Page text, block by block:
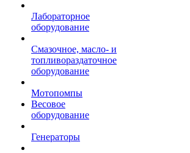
Лабораторное
оборудование
Смазочное, масло- и
топливораздаточное
оборудование
Мотопомпы
Весовое
оборудование
Генераторы